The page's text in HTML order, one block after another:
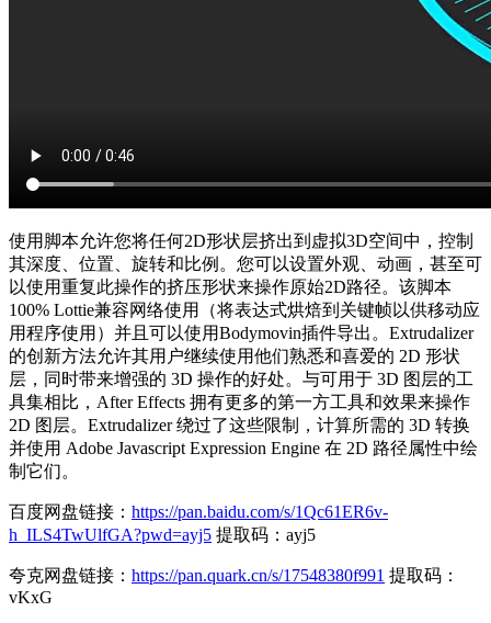
使用脚本允许您将任何2D形状层挤出到虚拟3D空间中，控制
其深度、位置、旋转和比例。您可以设置外观、动画，甚至可
以使用重复此操作的挤压形状来操作原始2D路径。该脚本
100% Lottie兼容网络使用（将表达式烘焙到关键帧以供移动应
用程序使用）并且可以使用Bodymovin插件导出。Extrudalizer
的创新方法允许其用户继续使用他们熟悉和喜爱的 2D 形状
层，同时带来增强的 3D 操作的好处。与可用于 3D 图层的工
具集相比，After Effects 拥有更多的第一方工具和效果来操作
2D 图层。Extrudalizer 绕过了这些限制，计算所需的 3D 转换
并使用 Adob​​e Javascript Expression Engine 在 2D 路径属性中绘
制它们。
百度网盘链接： https://pan.baidu.com/s/1Qc61ER6v-
h_ILS4TwUlfGA?pwd=ayj5 提取码：ayj5
夸克网盘链接： https://pan.quark.cn/s/17548380f991 提取码：
vKxG